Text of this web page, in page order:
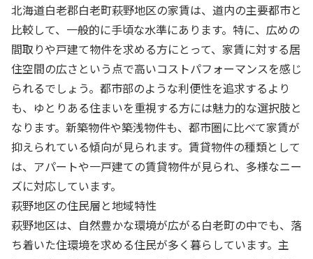
北海道白老郡白老町萩野地区の家賃は、道内の主要都市と
比較して、一般的に手頃な水準にあります。特に、広めの
間取りや戸建て物件を求める方にとって、家賃に対する居
住空間の広さという点で高いコストパフォーマンスを感じ
られるでしょう。都市部のような利便性を追求するより
も、ゆとりある住まいを重視する方には魅力的な選択肢と
なります。新築物件や築浅物件も、都市圏に比べて家賃が
抑えられている傾向が見られます。賃貸物件の種類として
は、アパートや一戸建ての賃貸物件が見られ、多様なニー
ズに対応しています。
萩野地区の住民層と地域特性
萩野地区は、自然豊かな環境が広がる白老町の中でも、落
ち着いた住環境を求める住民が多く暮らしています。主